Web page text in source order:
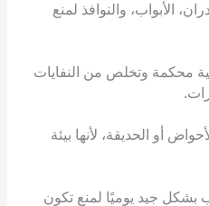
الأبواب، والنوافذ لمنع
محكمة وتخلص من النفايات
أو الحديقة، لأنها بيئة
بشكل جيد يوميًا لمنع تكون